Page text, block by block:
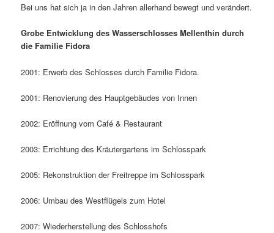
Bei uns hat sich ja in den Jahren allerhand bewegt und verändert.
Grobe Entwicklung des Wasserschlosses Mellenthin durch
die Familie Fidora
2001: Erwerb des Schlosses durch Familie Fidora.
2001: Renovierung des Hauptgebäudes von Innen
2002: Eröffnung vom Café & Restaurant
2003: Errichtung des Kräutergartens im Schlosspark
2005: Rekonstruktion der Freitreppe im Schlosspark
2006: Umbau des Westflügels zum Hotel
2007: Wiederherstellung des Schlosshofs